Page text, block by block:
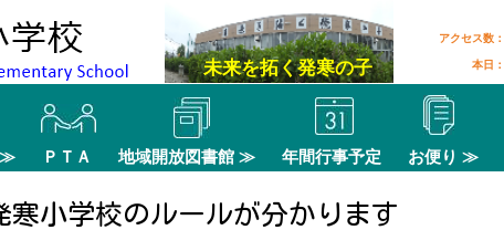
アクセス数：
本日：
未来を拓く発寒の子
≫ ＰＴＡ 地域開放図書館 ≫ 年間行事予定 お便り ≫
小学校のルールが分かります